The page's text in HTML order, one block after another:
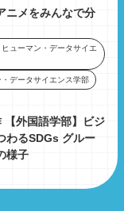
ニメをみんなで分
ューマン・データサイエ
データサイエンス学部
【外国語学部】ビジ
わるSDGs グルー
様子